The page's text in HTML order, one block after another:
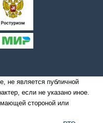
не является публичной
если не указано иное.
стороной или